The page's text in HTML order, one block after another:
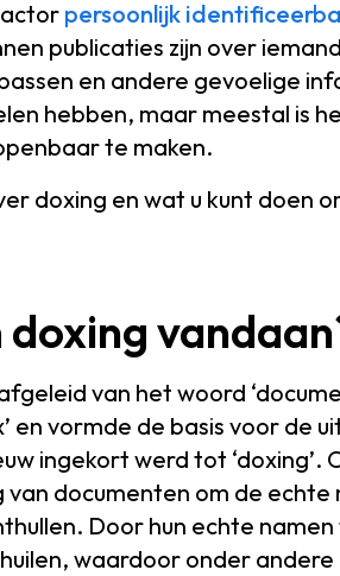
persoonlijk
publicaties zijn over
en andere gevoelige
hebben, maar meestal is
te maken.
doxing en wat u kunt doen
van het woord
en vormde de basis voor de
ingekort werd tot ‘doxing’.
documenten om de echte
Door hun echte
waardoor onder